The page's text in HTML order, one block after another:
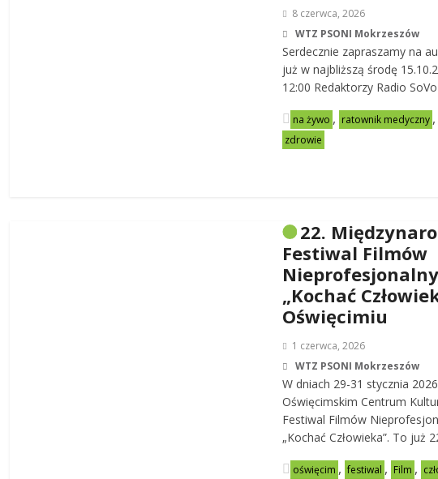
8 czerwca, 2026
WTZ PSONI Mokrzeszów
Serdecznie zapraszamy na
już w najbliższą środę
12:00 Redaktorzy Radio
na żywo , ratownik medyczny ,
zdrowie
22.
Festiwal Filmów
„Kochać
Oświęcimiu
1 czerwca, 2026
WTZ PSONI Mokrzeszów
W dniach 29-31 stycznia
Oświęcimskim Centrum
Festiwal Filmów
„Kochać Człowieka”. To już
oświęcim , festiwal , Film ,